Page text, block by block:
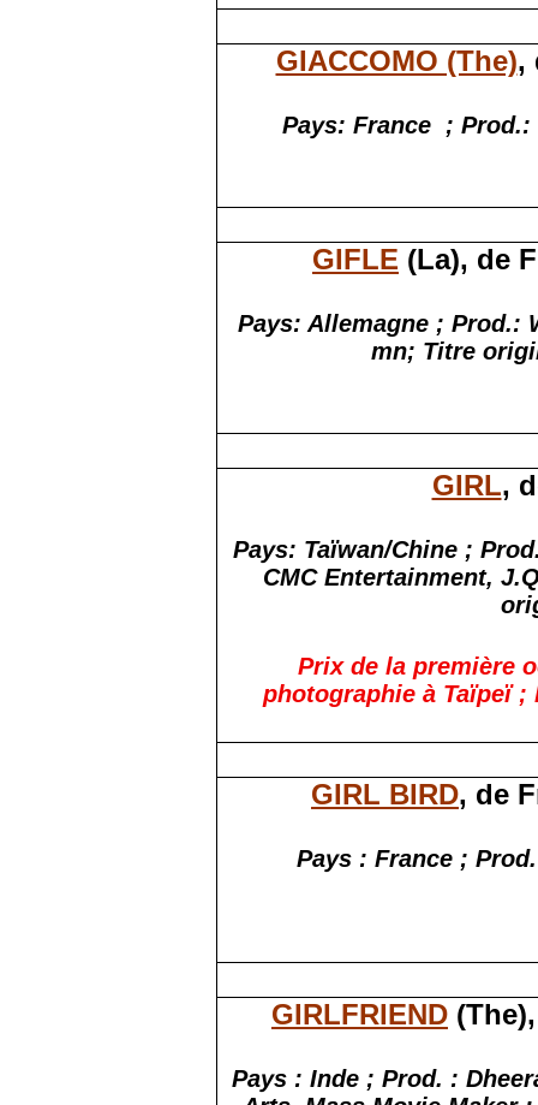
GIACCOMO (The),
Pays: France ; Prod.:
GIFLE (La), de
Pays: Allemagne ; Prod.:
mn; Titre
GIRL,
Pays: Taïwan/Chine ;
CMC Entertainment,
Prix de la première
photographie à Taïpeï ;
GIRL BIRD, de
Pays : France ;
GIRLFRIEND
Pays : Inde ; Prod. :